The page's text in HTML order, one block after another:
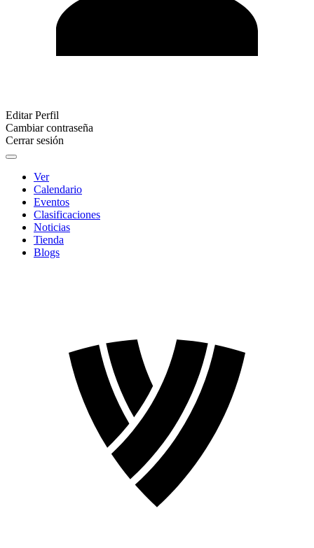
Editar Perfil
Cambiar contraseña
Cerrar sesión
Ver
Calendario
Eventos
Clasificaciones
Noticias
Tienda
Blogs